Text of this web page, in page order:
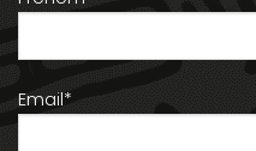
Email*